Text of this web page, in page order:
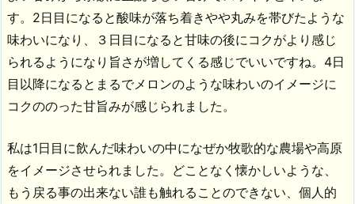
す。2日目になると酸味が落ち着きやや丸みを帯びたような
味わいになり、３日目になると甘味の後にコクがより感じ
られるようになり旨さが増してくる感じでいいですね。4日
目以降になるとまるでメロンのような味わいのイメージに
コクののった甘旨みが感じられました。
私は1日目に飲んだ味わいの中になぜか牧歌的な農場や高原
をイメージさせられました。どことなく懐かしいような、
もう戻る事の出来ない誰も触れることのできない、個人的